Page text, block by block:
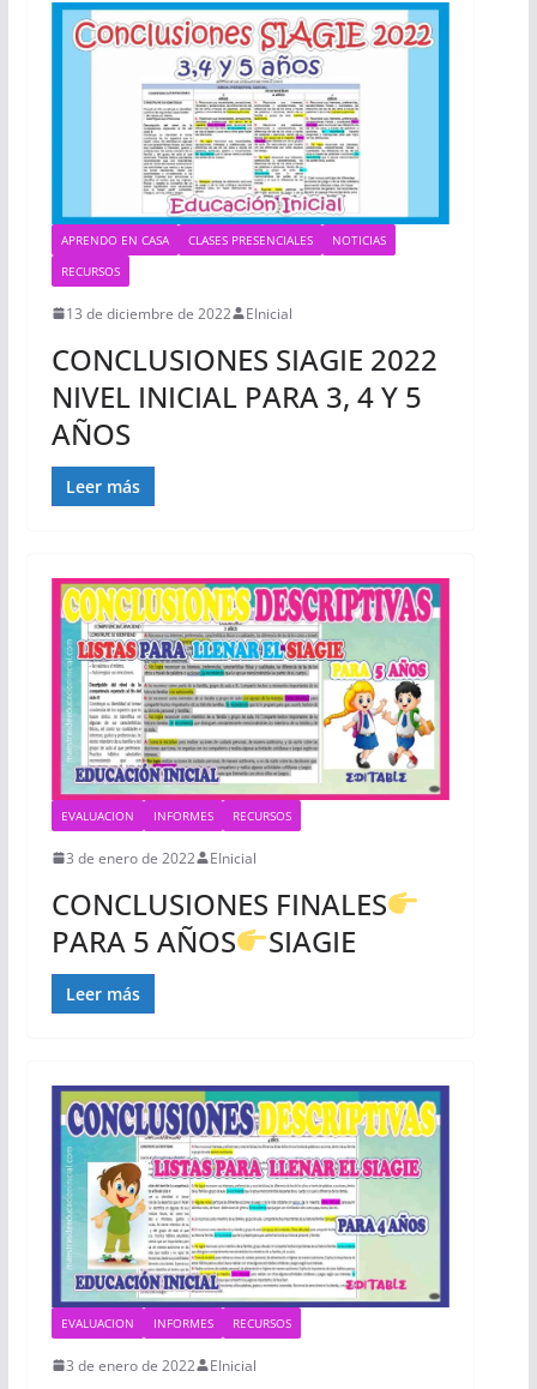
APRENDO EN CASA CLASES PRESENCIALES
NOTICIAS
RECURSOS
13 de diciembre de 2022 EInicial
CONCLUSIONES SIAGIE 2022
NIVEL INICIAL PARA 3, 4 Y 5
AÑOS
Leer más
EVALUACION INFORMES RECURSOS
3 de enero de 2022 EInicial
CONCLUSIONES FINALES
PARA 5 AÑOS
SIAGIE
Leer más
EVALUACION INFORMES RECURSOS
3 de enero de 2022 EInicial